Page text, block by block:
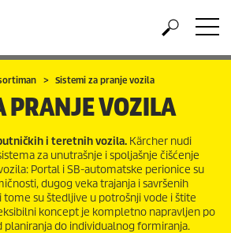
Sistemi za pranje vozila
PRANJE VOZILA
i teretnih vozila. Kärcher nudi
za unutrašnje i spoljašnje čišćenje
Portal i SB-automatske perionice su
dugog veka trajanja i savršenih
tome su štedljive u potrošnji vode i štite
koncept je kompletno napravljen po
planiranja do individualnog formiranja.